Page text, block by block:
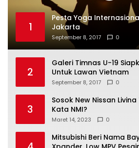
1
Pesta Yoga
Jakarta
September 8, 2017 0
2
Galeri Timnas U-19
Untuk Lawan Vietnam
September 8, 2017 0
3
Sosok New Nissan
Kata NMI?
Maret 14, 2023 0
Mitsubishi Beri Nama